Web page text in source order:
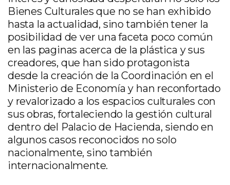
Bienes Culturales que no se han exhibido
hasta la actualidad, sino también tener la
posibilidad de ver una faceta poco común
en las paginas acerca de la plástica y sus
creadores, que han sido protagonista
desde la creación de la Coordinación en el
Ministerio de Economía y han reconfortado
y revalorizado a los espacios culturales con
sus obras, fortaleciendo la gestión cultural
dentro del Palacio de Hacienda, siendo en
algunos casos reconocidos no solo
nacionalmente, sino también
internacionalmente.